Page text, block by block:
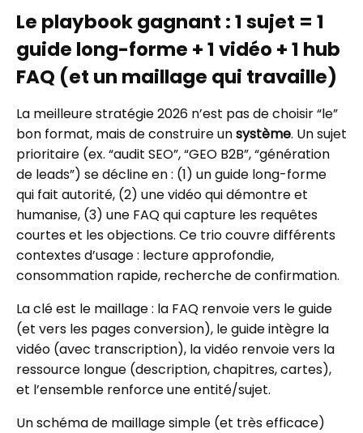
Le playbook gagnant : 1 sujet = 1
guide long-forme + 1 vidéo + 1 hub
FAQ (et un maillage qui travaille)
La meilleure stratégie 2026 n’est pas de choisir “le”
bon format, mais de construire unsystème. Un sujet
prioritaire (ex. “audit SEO”, “GEO B2B”, “génération
de leads”) se décline en : (1) un guide long-forme
qui fait autorité, (2) une vidéo qui démontre et
humanise, (3) une FAQ qui capture les requêtes
courtes et les objections. Ce trio couvre différents
contextes d’usage : lecture approfondie,
consommation rapide, recherche de confirmation.
La clé est le maillage : la FAQ renvoie vers le guide
(et vers les pages conversion), le guide intègre la
vidéo (avec transcription), la vidéo renvoie vers la
ressource longue (description, chapitres, cartes),
et l’ensemble renforce une entité/sujet.
Un schéma de maillage simple (et très efficace)